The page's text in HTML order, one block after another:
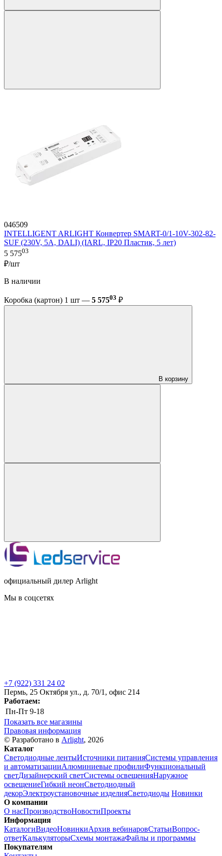
046509
INTELLIGENT ARLIGHT Конвертер SMART-0/1-10V-302-82-
SUF (230V, 5A, DALI) (IARL, IP20 Пластик, 5 лет)
5 57503
₽/шт
В наличии
Коробка (картон) 1 шт — 5 57503 ₽
В корзину
официальный дилер Arlight
Мы в соцсетях
+7 (922) 331 24 02
Пермь, 25 Октября ул., д. 70/1, офис 214
Работаем:
Пн-Пт 9-18
Показать все магазины
Правовая информация
© Разработано в Arlight, 2026
Каталог
Светодиодные лентыИсточники питанияСистемы управления
и автоматизацииАлюминиевые профилиФункциональный
светДизайнерский светСистемы освещенияНаружное
освещениеГибкий неонСветодиодный
декорЭлектроустановочные изделияСветодиоды Новинки
О компании
О насПроизводствоНовостиПроекты
Информация
КаталогиВидеоНовинкиАрхив вебинаровСтатьиВопрос-
ответКалькуляторыСхемы монтажаФайлы и программы
Покупателям